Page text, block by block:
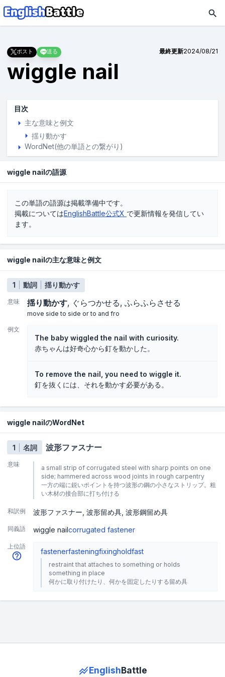
ポスト 送る 最終更新2024/08/21
wiggle nail
目次
主な意味と例文
揺り動かす
WordNet(他の単語との繋がり)
wiggle nailの語源
この単語の語源は掲載準備中です。
掲載についてはEnglishBattle公式X で更新情報を発信してい
ます。
wiggle nailの主な意味と例文
1 動詞 揺り動かす
意味 揺り動かす ぐらつかせる ふらふらさせる
move side to side or to and fro
例文
The baby wiggled the nail with curiosity.
赤ちゃんは好奇心から釘を動かした。
To remove the nail, you need to wiggle it.
釘を抜くには、それを動かす必要がある。
wiggle nailのWordNet
1 名詞 波形ファスナー
意味
a small strip of corrugated steel with sharp points on one
side; hammered across wood joints in rough carpentry
一方の端に鋭いポイントを持つ波形の鋼の小さなストリップ。粗
い木材の接合部に打ち付ける
和訳例 波形ファスナー 波形留め具 波形鋼留め具
同義語 wiggle nailcorrugated fastener
上位語
fastenerfasteningfixingholdfast
restraint that attaches to something or holds
something in place
何かに取り付けたり、何かを固定したりする留め具
EnglishBattle